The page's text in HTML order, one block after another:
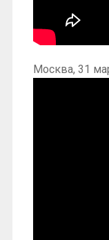
Москва, 31